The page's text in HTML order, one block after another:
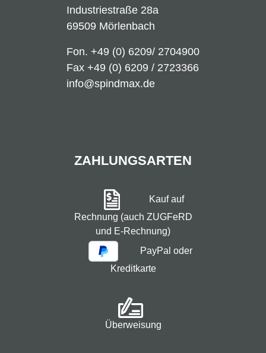
Industriestraße 28a
69509 Mörlenbach
Fon. +49 (0) 6209/ 2704900
Fax +49 (0) 6209 / 2723366
info@spindmax.de
ZAHLUNGSARTEN
Kauf auf
Rechnung (auch ZUGFeRD
und E-Rechnung)
PayPal oder
Kreditkarte
Überweisung